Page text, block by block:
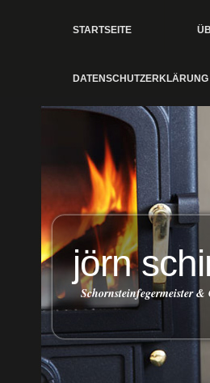
STARTSEITE
DATENSCHUTZERKLÄRUNG
jörn
Schornsteinfegermeister &